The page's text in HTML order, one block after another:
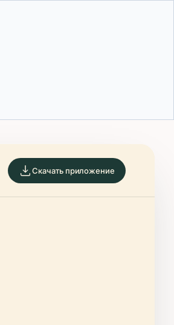
Скачать приложение